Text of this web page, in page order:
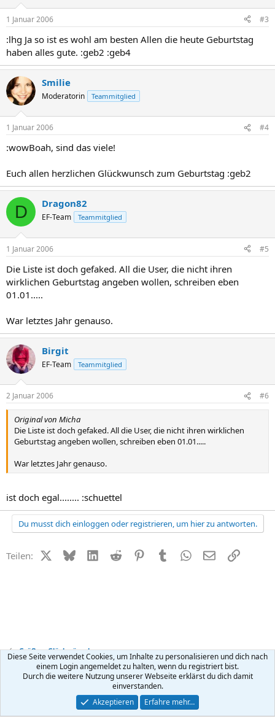
1 Januar 2006 #3
:lhg Ja so ist es wohl am besten Allen die heute Geburtstag
haben alles gute. :geb2 :geb4
Smilie
Moderatorin Teammitglied
1 Januar 2006 #4
:wowBoah, sind das viele!
Euch allen herzlichen Glückwunsch zum Geburtstag :geb2
D Dragon82
EF-Team Teammitglied
1 Januar 2006 #5
Die Liste ist doch gefaked. All die User, die nicht ihren
wirklichen Geburtstag angeben wollen, schreiben eben
01.01.....
War letztes Jahr genauso.
Birgit
EF-Team Teammitglied
2 Januar 2006 #6
Original von Micha
Die Liste ist doch gefaked. All die User, die nicht ihren wirklichen
Geburtstag angeben wollen, schreiben eben 01.01.....
War letztes Jahr genauso.
ist doch egal........ :schuettel
Du musst dich einloggen oder registrieren, um hier zu antworten.
Teilen: X (Twitter)
BlueskyLinkedIn
Reddit PinterestTumblr WhatsApp
E-MailLink
Grüße + Glückwünsche
Kontakt Nutzungsbedingungen Datenschutz Hilfe
R
Community platform by XenForo ® © 2010-2026 XenForo Ltd.
Diese Seite verwendet Cookies, um Inhalte zu personalisieren und dich nach
einem Login angemeldet zu halten, wenn du registriert bist.
Durch die weitere Nutzung unserer Webseite erklärst du dich damit
einverstanden.
Akzeptieren
Erfahre mehr…